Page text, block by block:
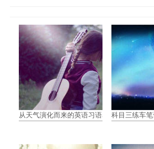
从天气演化而来的英语习语表达科目三练车笔